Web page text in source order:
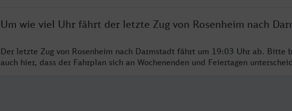
Um wie viel Uhr fährt der letzte Zug von Rosenheim nach
Der letzte Zug von Rosenheim nach Darmstadt fährt um 19:03 Uhr ab. Bitte
auch hier, dass der Fahrplan sich an Wochenenden und Feiertagen